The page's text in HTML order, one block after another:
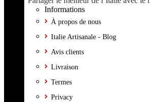
Informations
À propos de nous
Italie Artisanale - Blog
Avis clients
Livraison
Termes
Privacy